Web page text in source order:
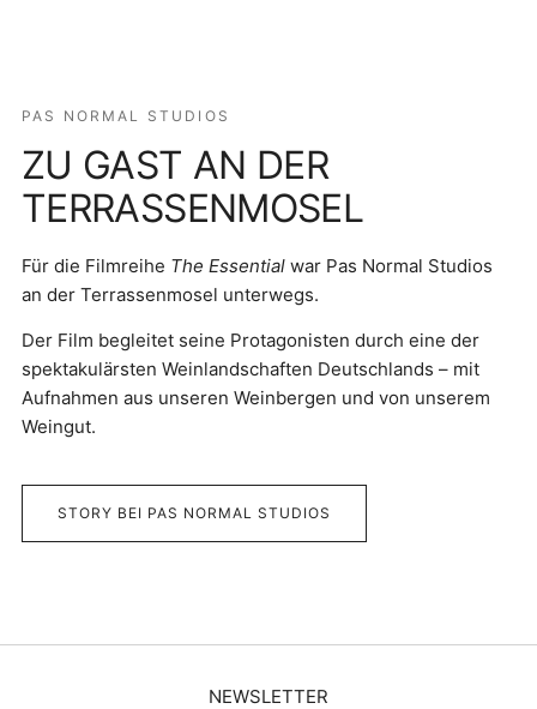
PAS NORMAL STUDIOS
ZU GAST AN DER
TERRASSENMOSEL
Für die Filmreihe The Essential war Pas Normal Studios
an der Terrassenmosel unterwegs.
Der Film begleitet seine Protagonisten durch eine der
spektakulärsten Weinlandschaften Deutschlands – mit
Aufnahmen aus unseren Weinbergen und von unserem
Weingut.
STORY BEI PAS NORMAL STUDIOS
NEWSLETTER